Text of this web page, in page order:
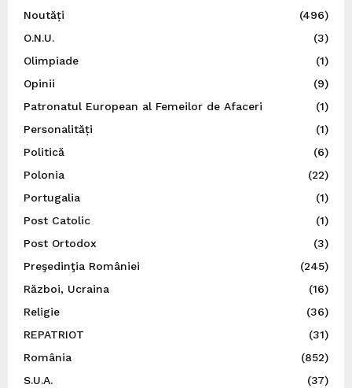
Noutăți
(496)
O.N.U.
(3)
Olimpiade
(1)
Opinii
(9)
Patronatul European al Femeilor de Afaceri
(1)
Personalități
(1)
Politică
(6)
Polonia
(22)
Portugalia
(1)
Post Catolic
(1)
Post Ortodox
(3)
Preşedinţia României
(245)
Război, Ucraina
(16)
Religie
(36)
REPATRIOT
(31)
România
(852)
S.U.A.
(37)